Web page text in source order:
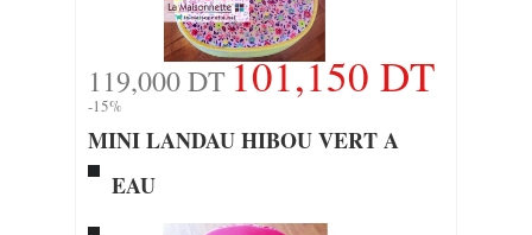
119,000 DT101,150 DT
-15%
MINI LANDAU HIBOU VERT A
EAU